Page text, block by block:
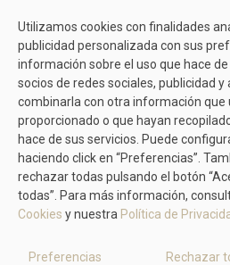
MÁS MODELOS
TIZIANA
Sandalia Bio Oro
49,90 €
Utilizamos cookies con finalidades
publicidad personalizada con sus
información sobre el uso que hace
socios de redes sociales, publicidad y
combinarla con otra información que
proporcionado o que hayan
hace de sus servicios. Puede
haciendo click en “Preferencias”.
rechazar todas pulsando el botón
todas”. Para más información,
Cookies y nuestra Política de
Preferencias Rechazar